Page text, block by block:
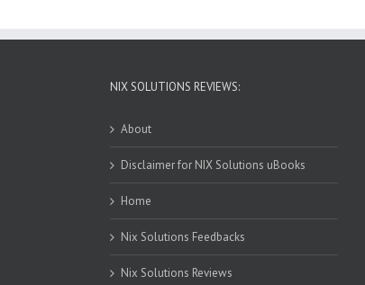
NIX SOLUTIONS REVIEWS:
About
Disclaimer for NIX Solutions uBooks
Home
Nix Solutions Feedbacks
Nix Solutions Reviews